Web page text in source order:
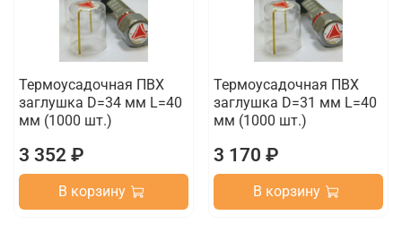
Термоусадочная ПВХ
заглушка D=34 мм L=40
мм (1000 шт.)
3 352 ₽
В корзину
Термоусадочная ПВХ
заглушка D=31 мм L=40
мм (1000 шт.)
3 170 ₽
В корзину